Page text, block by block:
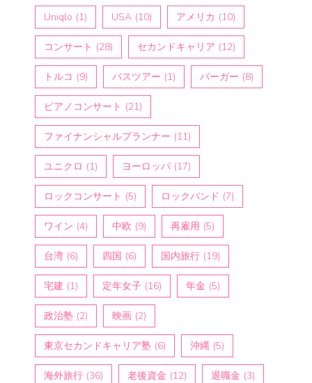
Uniqlo (1) USA (10) アメリカ (10)
コンサート (28) セカンドキャリア (12)
トルコ (9) バスツアー (1) バーガー (8)
ピアノコンサート (21)
ファイナンシャルプランナー (11)
ユニクロ (1) ヨーロッパ (17)
ロックコンサート (5) ロックバンド (7)
ワイン (4) 中欧 (9) 再雇用 (5)
台湾 (6) 四国 (6) 国内旅行 (19)
宅建 (1) 定年女子 (16) 年金 (5)
政治塾 (2) 映画 (2)
東京セカンドキャリア塾 (6) 沖縄 (5)
海外旅行 (36) 老後資金 (12) 退職金 (3)